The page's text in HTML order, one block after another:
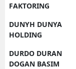
FAKTORING
DUNYH DUNYA
HOLDING
DURDO DURAN
DOGAN BASIM